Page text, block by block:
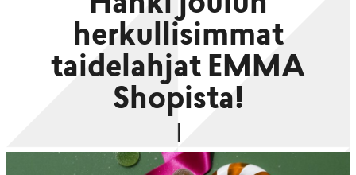
herkullisimmat
taidelahjat EMMA
Shopista!